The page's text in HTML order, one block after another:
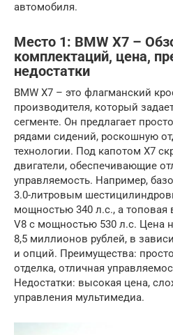
автомобиля.
Место 1: BMW X7 –
комплектаций, цена,
недостатки
BMW X7 – это флагманский
производителя, который
сегменте. Он предлагает
рядами сидений, роскошную
технологии. Под капотом X7
двигатели, обеспечивающие
управляемость. Например,
3.0-литровым
мощностью 340 л.с., а топовая
V8 с мощностью 530 л.с. Цена
8,5 миллионов рублей, в
и опций. Преимущества:
отделка, отличная
Недостатки: высокая цена,
управления мультимедиа.